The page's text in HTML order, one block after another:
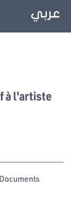
à l'artiste